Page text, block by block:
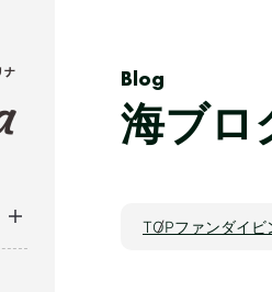
Blog
海ブロ
TOPファンダイビ